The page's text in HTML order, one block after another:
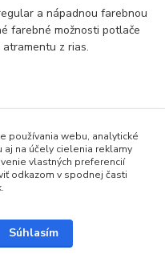
a nápadnou farebnou
farebné možnosti potlače
z rias.
používania webu, analytické
na účely cielenia reklamy
vlastných preferencií
odkazom v spodnej časti
Súhlasím